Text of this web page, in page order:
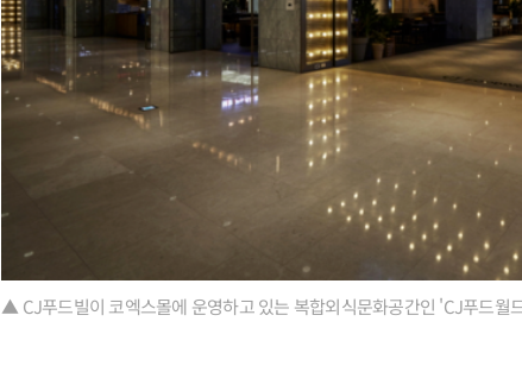
▲ CJ푸드빌이 코엑스몰에 운영하고 있는 복합외식문화공간인 'CJ푸드월